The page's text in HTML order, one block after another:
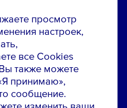
просмотр
настроек,
все Cookies
также можете
принимаю»,
сообщение.
сайте
никель»
сайта
г. Москва, 1-й
д. 15